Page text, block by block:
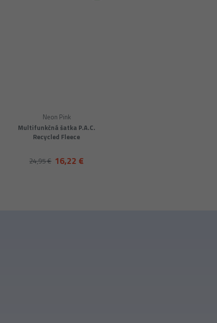
Multifunkčná šatka P.A.C.
Recycled Fleece
Neon Pink
16,22 €
24,95 €